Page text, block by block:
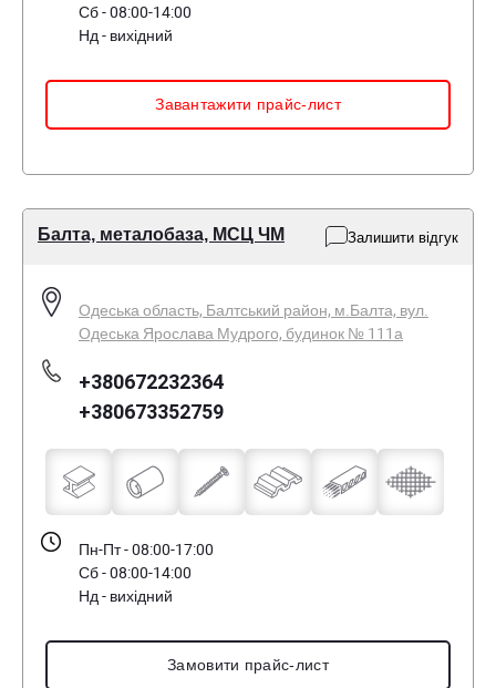
Сб - 08:00-14:00
Нд - вихідний
Завантажити прайс-лист
Балта, металобаза, МСЦ ЧМ Залишити відгук
Одеська область, Балтський район, м.Балта, вул.
Одеська Ярослава Мудрого, будинок № 111а
+380672232364
+380673352759
Пн-Пт - 08:00-17:00
Сб - 08:00-14:00
Нд - вихідний
Замовити прайс-лист